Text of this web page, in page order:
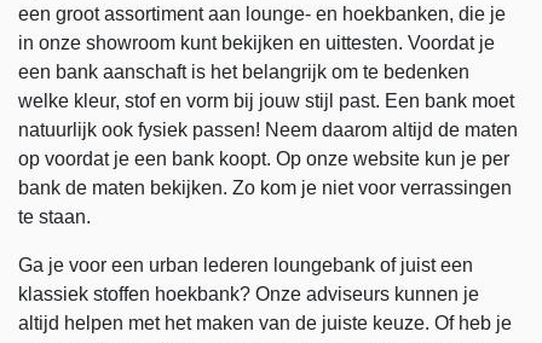
een groot assortiment aan lounge- en hoekbanken, die je
in onze showroom kunt bekijken en uittesten. Voordat je
een bank aanschaft is het belangrijk om te bedenken
welke kleur, stof en vorm bij jouw stijl past. Een bank moet
natuurlijk ook fysiek passen! Neem daarom altijd de maten
op voordat je een bank koopt. Op onze website kun je per
bank de maten bekijken. Zo kom je niet voor verrassingen
te staan.
Ga je voor een urban lederen loungebank of juist een
klassiek stoffen hoekbank? Onze adviseurs kunnen je
altijd helpen met het maken van de juiste keuze. Of heb je